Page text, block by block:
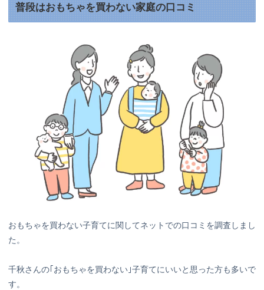
普段はおもちゃを買わない家庭の口コミ
おもちゃを買わない子育てに関してネットでの口コミを調査しまし
た。
千秋さんの｢おもちゃを買わない｣子育てにいいと思った方も多いで
す。